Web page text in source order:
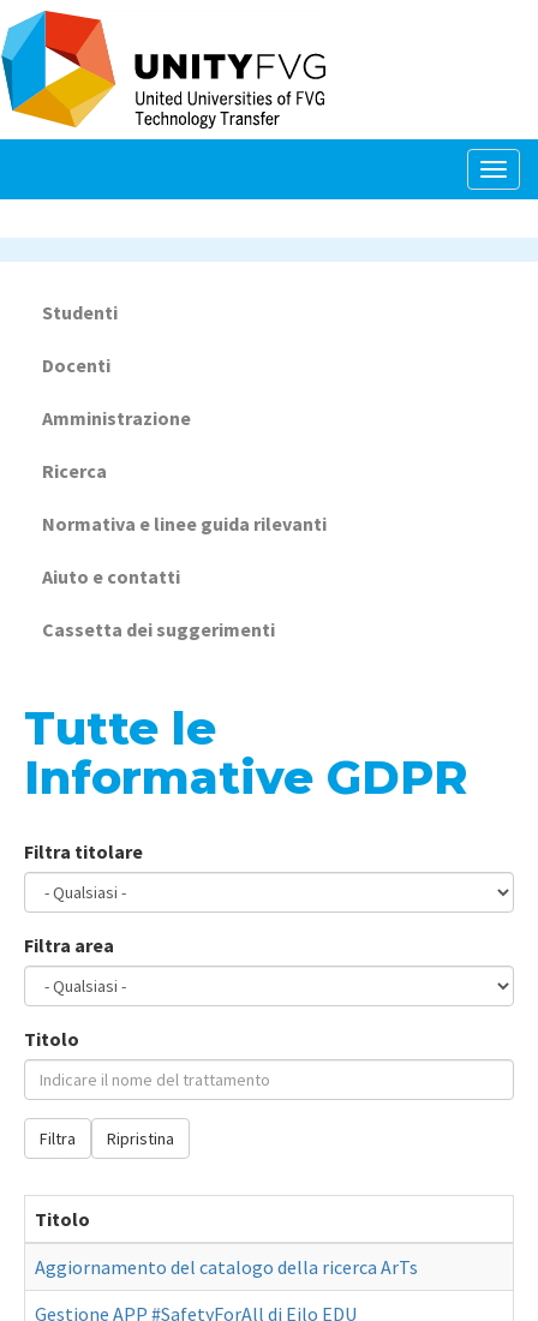
Salta
al
contenuto
principale
Navigazione
principale
Studenti
Docenti
Amministrazione
Ricerca
Normativa e linee guida rilevanti
Aiuto e contatti
Cassetta dei suggerimenti
Tutte le
Informative GDPR
Filtra titolare
Filtra area
Titolo
Filtra Ripristina
Titolo
Aggiornamento del catalogo della ricerca ArTs
Gestione APP #SafetyForAll di Eilo EDU